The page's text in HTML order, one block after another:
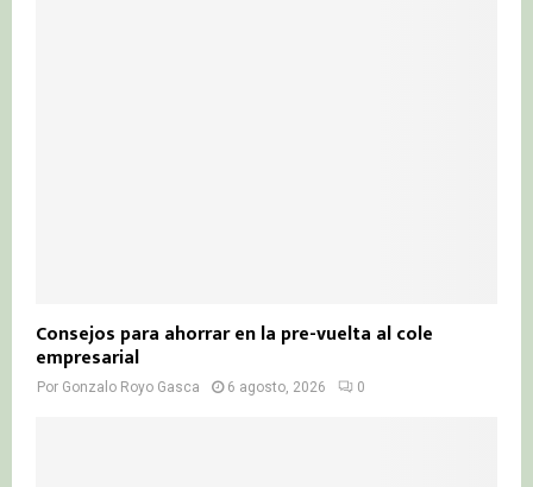
Consejos para ahorrar en la pre-vuelta al cole
empresarial
Por Gonzalo Royo Gasca 6 agosto, 2026 0